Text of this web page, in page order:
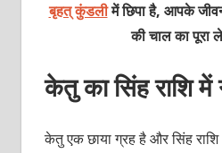
बृहत् कुंडलीमें छिपा है, आपके
की चाल का पूरा
केतु का सिंह राशि में
केतु एक छाया ग्रह है और सिंह राशि